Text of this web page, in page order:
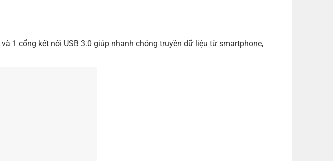
và 1 cổng kết nối USB 3.0 giúp nhanh chóng truyền dữ liệu từ smartphone,